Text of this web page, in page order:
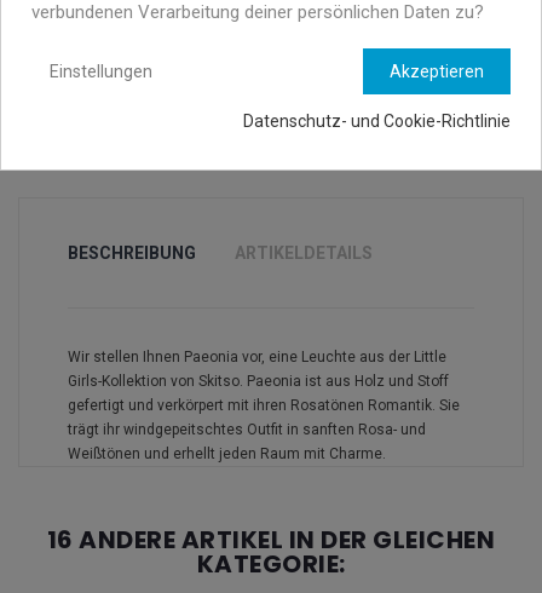
Exklusive Angebote nur für MURRAYI Abonnenten
BESCHREIBUNG ARTIKELDETAILS
Wir stellen Ihnen Paeonia vor, eine Leuchte aus der Little
Girls-Kollektion von Skitso. Paeonia ist aus Holz und Stoff
gefertigt und verkörpert mit ihren Rosatönen Romantik. Sie
trägt ihr windgepeitschtes Outfit in sanften Rosa- und
Weißtönen und erhellt jeden Raum mit Charme.
16 ANDERE ARTIKEL IN DER GLEICHEN
KATEGORIE:
verbundenen Verarbeitung deiner persönlichen Daten zu?
Akzeptieren
Einstellungen
Datenschutz- und Cookie-Richtlinie